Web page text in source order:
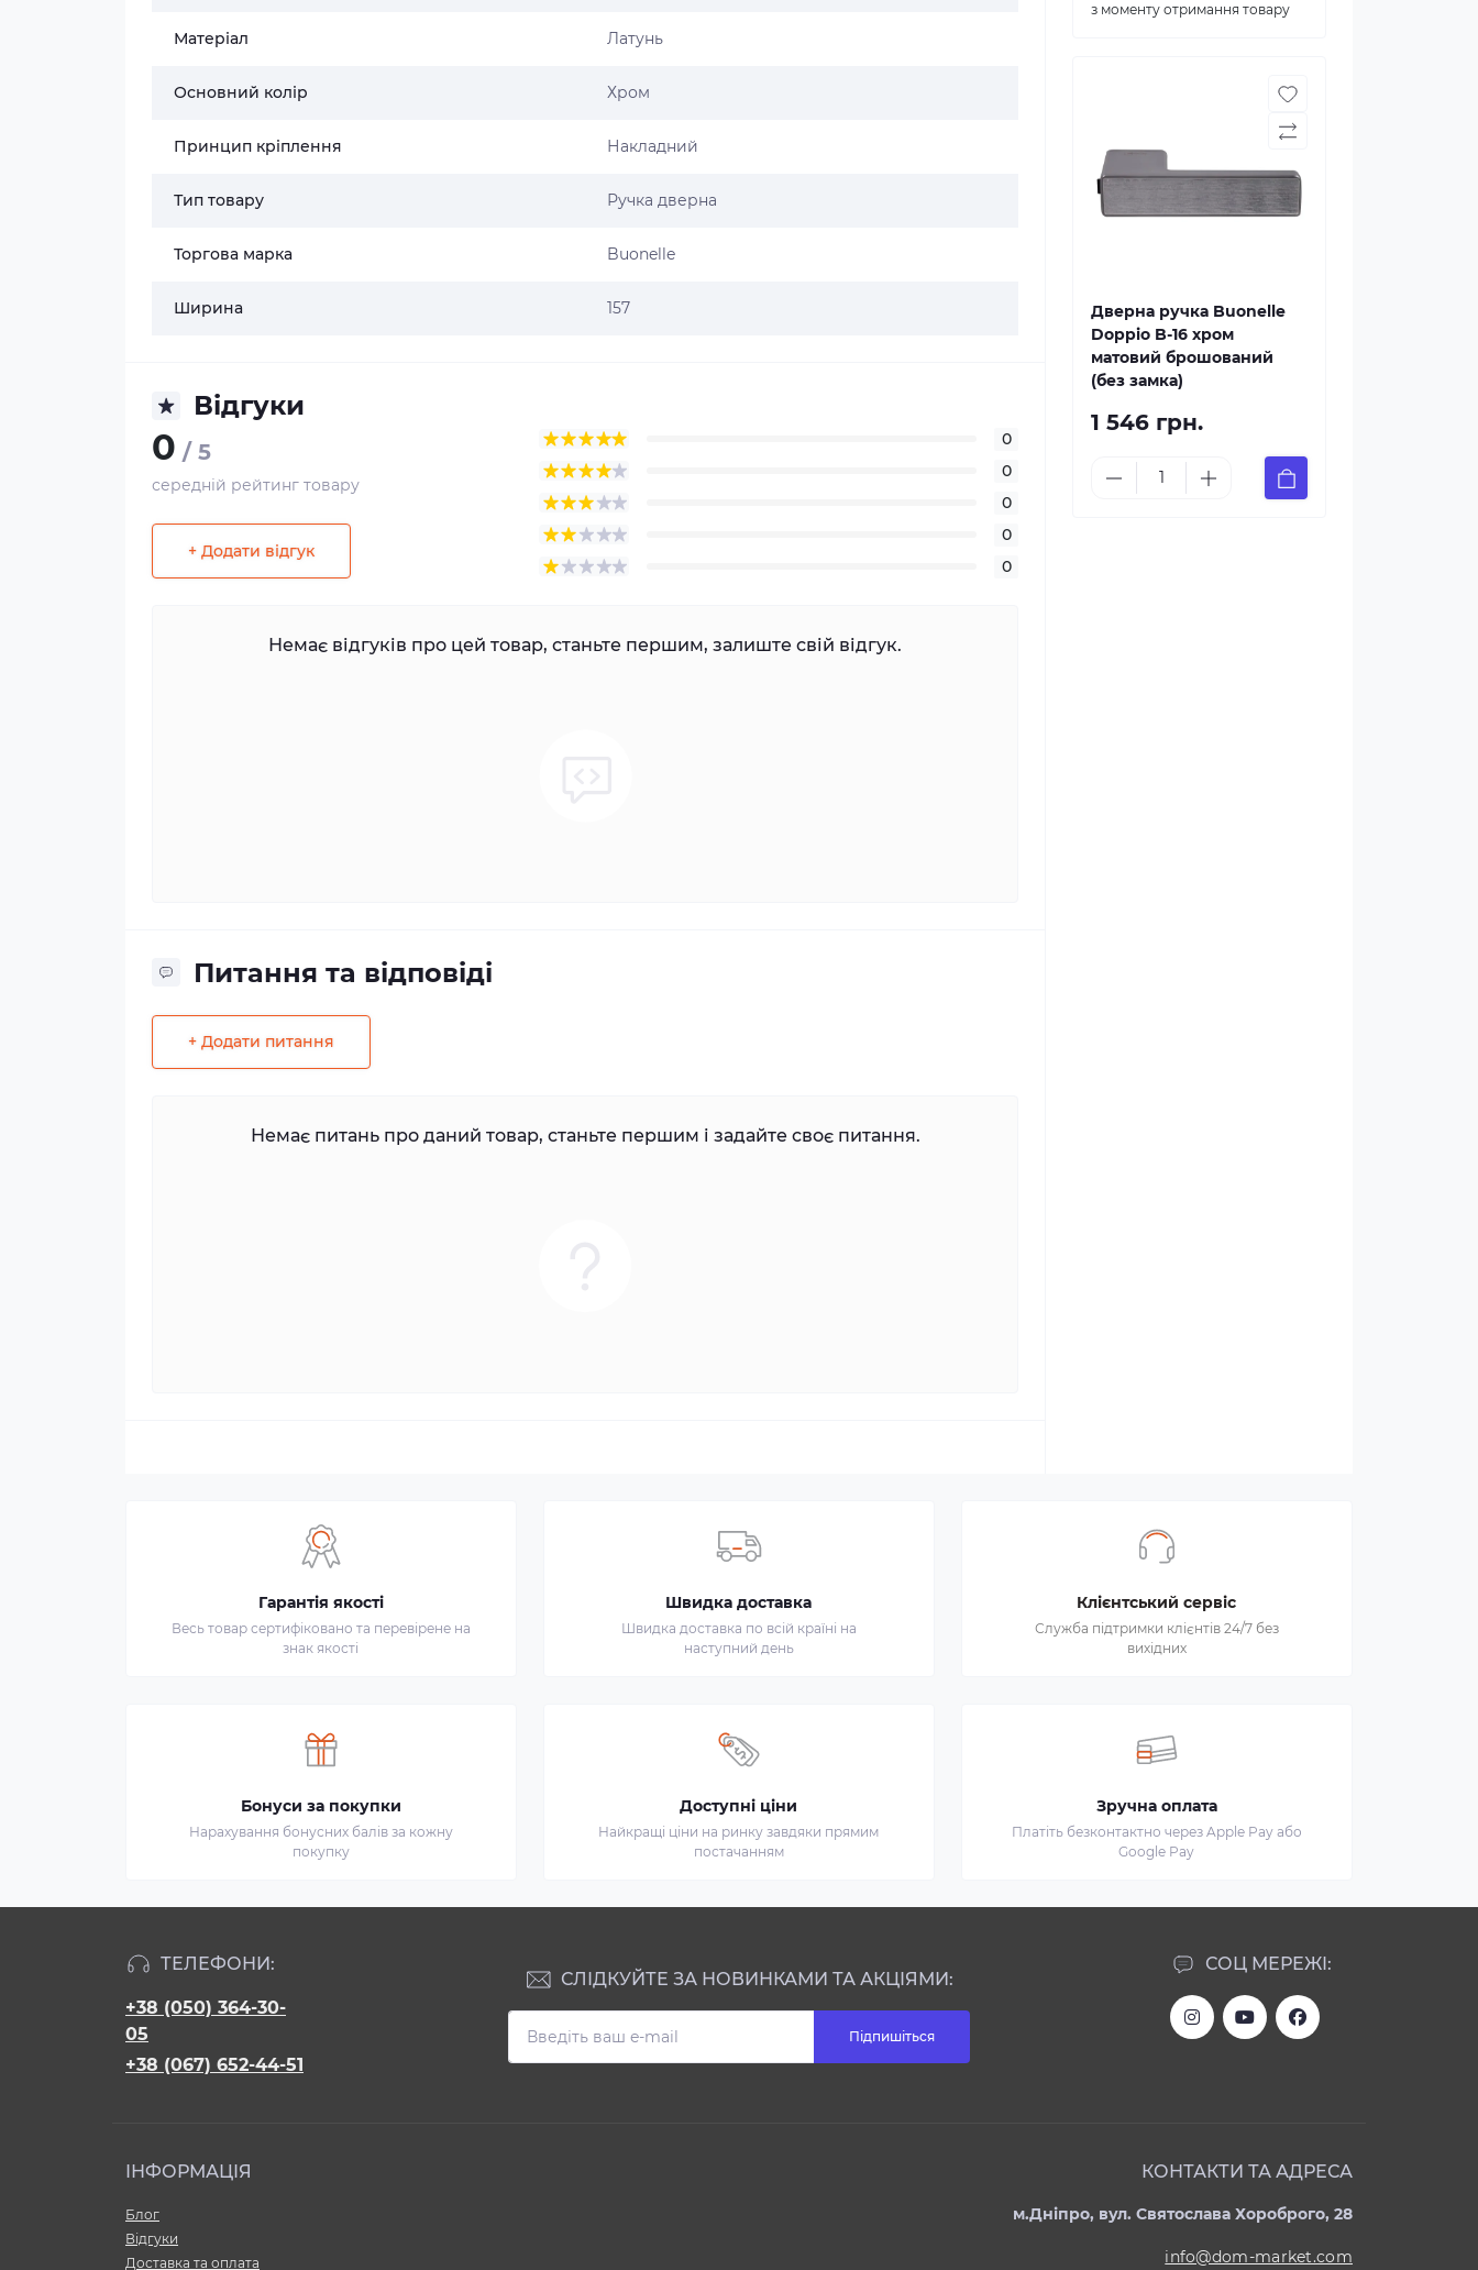
Матеріал Латунь
Основний колір Хром
Принцип кріплення Накладний
Тип товару Ручка дверна
Торгова марка Buonelle
Ширина 157
Відгуки
0 / 5
середній рейтинг товару
+ Додати відгук
0
0
0
0
0
Немає відгуків про цей товар, станьте першим, залиште свій відгук.
Питання та відповіді
+ Додати питання
Немає питань про даний товар, станьте першим і задайте своє питання.
з моменту отримання товару
Дверна ручка Buonelle
Doppio B-16 хром
матовий брошований
(без замка)
1 546 грн.
Гарантія якості
Весь товар сертифіковано та перевірене на
знак якості
Швидка доставка
Швидка доставка по всій країні на
наступний день
Клієнтський сервіс
Служба підтримки клієнтів 24/7 без
вихідних
Бонуси за покупки
Нарахування бонусних балів за кожну
покупку
Доступні ціни
Найкращі ціни на ринку завдяки прямим
постачанням
Зручна оплата
Платіть безконтактно через Apple Pay або
Google Pay
ТЕЛЕФОНИ:
+38 (050) 364-30-
05
+38 (067) 652-44-51
СОЦ МЕРЕЖІ:
СЛІДКУЙТЕ ЗА НОВИНКАМИ ТА АКЦІЯМИ:
Підпишіться
ІНФОРМАЦІЯ
Блог
Відгуки
Доставка та оплата
КОНТАКТИ ТА АДРЕСА
м.Дніпро, вул. Святослава Хороброго, 28
info@dom-market.com